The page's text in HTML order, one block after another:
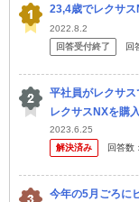
23,4歳でレクサ
2022.8.2
回答受付終了
回
平社員がレクサ
レクサスNXを購
2023.6.25
解決済み
回答数：
今年の5月ごろに